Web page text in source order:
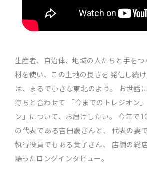
生産者、自治体、地域の人たちと手をつ
材を使い、この土地の良さを 発信し続け
は、まるで小さな東北のよう。
お世話
持ちと合わせて
「今までのトレジオン
ン」について、お届けしたい。
今年で
の代表である吉田慶さんと、
代表の妻
執行役員でもある貴子さん、
店舗の総
語ったロングインタビュー。